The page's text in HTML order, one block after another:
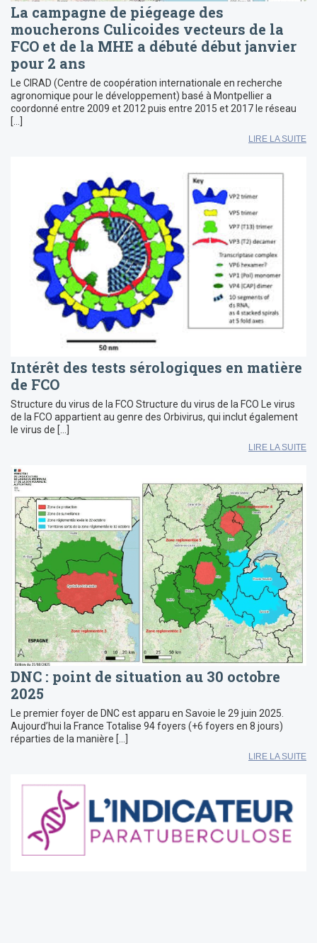
La campagne de piégeage des
moucherons Culicoides vecteurs de la
FCO et de la MHE a débuté début janvier
pour 2 ans
Le CIRAD (Centre de coopération internationale en recherche
agronomique pour le développement) basé à Montpellier a
coordonné entre 2009 et 2012 puis entre 2015 et 2017 le réseau
[…]
LIRE LA SUITE
Intérêt des tests sérologiques en matière
de FCO
Structure du virus de la FCO Structure du virus de la FCO Le virus
de la FCO appartient au genre des Orbivirus, qui inclut également
le virus de […]
LIRE LA SUITE
DNC : point de situation au 30 octobre
2025
Le premier foyer de DNC est apparu en Savoie le 29 juin 2025.
Aujourd’hui la France Totalise 94 foyers (+6 foyers en 8 jours)
réparties de la manière […]
LIRE LA SUITE